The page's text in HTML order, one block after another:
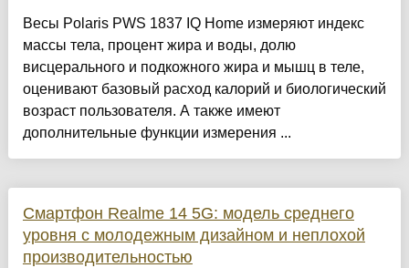
Весы Polaris PWS 1837 IQ Home измеряют индекс
массы тела, процент жира и воды, долю
висцерального и подкожного жира и мышц в теле,
оценивают базовый расход калорий и биологический
возраст пользователя. А также имеют
дополнительные функции измерения ...
Смартфон Realme 14 5G: модель среднего
уровня с молодежным дизайном и неплохой
производительностью